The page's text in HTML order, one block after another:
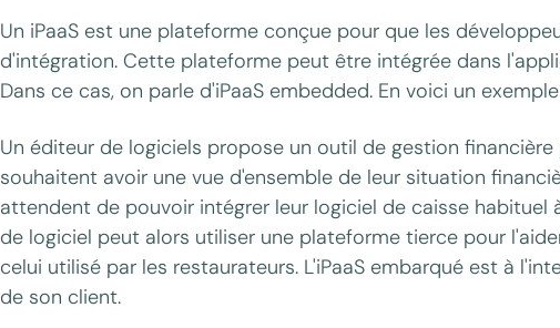
Un iPaaS est une plateforme conçue pour que les
d'intégration. Cette plateforme peut être intégrée dans
Dans ce cas, on parle d'iPaaS embedded. En voici un
Un éditeur de logiciels propose un outil de gestion
souhaitent avoir une vue d'ensemble de leur situation
attendent de pouvoir intégrer leur logiciel de caisse habituel
de logiciel peut alors utiliser une plateforme tierce pour
celui utilisé par les restaurateurs. L'iPaaS embarqué est à
de son client.